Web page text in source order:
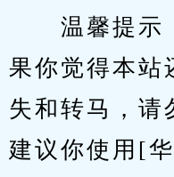
温馨提示：
果你觉得本站
失和转马，请
建议你使用[